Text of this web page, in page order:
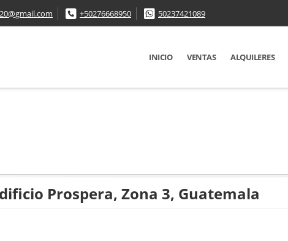
+50276668950 50237421089
INICIO VENTAS ALQUILERES
Prospera, Zona 3, Guatemala